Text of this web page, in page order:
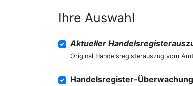
Ihre Auswahl
Aktueller
Original Handelsregisterauszug vom
Handelsregister-